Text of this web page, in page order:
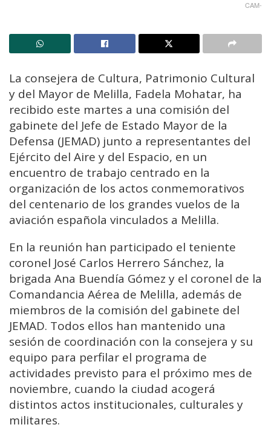
CAM-
La consejera de Cultura, Patrimonio Cultural
y del Mayor de Melilla, Fadela Mohatar, ha
recibido este martes a una comisión del
gabinete del Jefe de Estado Mayor de la
Defensa (JEMAD) junto a representantes del
Ejército del Aire y del Espacio, en un
encuentro de trabajo centrado en la
organización de los actos conmemorativos
del centenario de los grandes vuelos de la
aviación española vinculados a Melilla.
En la reunión han participado el teniente
coronel José Carlos Herrero Sánchez, la
brigada Ana Buendía Gómez y el coronel de la
Comandancia Aérea de Melilla, además de
miembros de la comisión del gabinete del
JEMAD. Todos ellos han mantenido una
sesión de coordinación con la consejera y su
equipo para perfilar el programa de
actividades previsto para el próximo mes de
noviembre, cuando la ciudad acogerá
distintos actos institucionales, culturales y
militares.